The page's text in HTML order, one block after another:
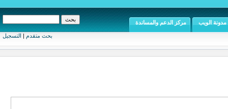
بحث متقدم | التسجيل
مدونة الويب مركز الدعم والمساندة